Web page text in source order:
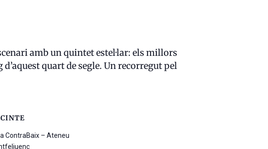
amb un quintet estel·lar: els millors
quart de segle. Un recorregut pel
ContraBaix – Ateneu